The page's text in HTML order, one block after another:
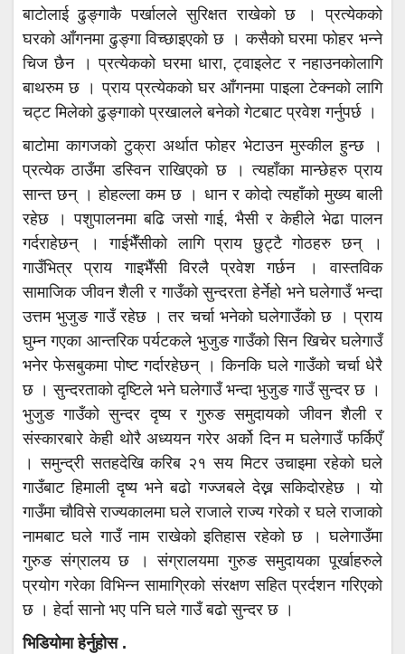
बाटोलाई ढुङ्गाकै पर्खालले सुरिक्षत राखेको छ । प्रत्येकको
घरको आँगनमा ढुङ्गा विच्छाइएको छ । कसैको घरमा फोहर भन्ने
चिज छैन । प्रत्येकको घरमा धारा, ट्वाइलेट र नहाउनकोलागि
बाथरुम छ । प्राय प्रत्येकको घर आँगनमा पाइला टेक्नको लागि
चट्ट मिलेको ढुङ्गाको प्रखालले बनेको गेटबाट प्रवेश गर्नुपर्छ ।
बाटोमा कागजको टुक्रा अर्थात फोहर भेटाउन मुस्कील हुन्छ ।
प्रत्येक ठाउँमा डस्विन राखिएको छ । त्यहाँका मान्छेहरु प्राय
सान्त छन् । होहल्ला कम छ । धान र कोदो त्यहाँको मुख्य बाली
रहेछ । पशुपालनमा बढि जसो गाई, भैसी र केहीले भेढा पालन
गर्दराहेछन् । गाईभैँसीको लागि प्राय छुट्टै गोठहरु छन् ।
गाउँभित्र प्राय गाइभैँसी विरलै प्रवेश गर्छन । वास्तविक
सामाजिक जीवन शैली र गाउँको सुन्दरता हेर्नेहो भने घलेगाउँ भन्दा
उत्तम भुजुङ गाउँ रहेछ । तर चर्चा भनेको घलेगाउँको छ । प्राय
घुम्न गएका आन्तरिक पर्यटकले भुजुङ गाउँको सिन खिचेर घलेगाउँ
भनेर फेसबुकमा पोष्ट गर्दारहेछन् । किनकि घले गाउँको चर्चा धेरै
छ । सुन्दरताको दृष्टिले भने घलेगाउँ भन्दा भुजुङ गाउँ सुन्दर छ ।
भुजुङ गाउँको सुन्दर दृष्य र गुरुङ समुदायको जीवन शैली र
संस्कारबारे केही थोरै अध्ययन गरेर अर्को दिन म घलेगाउँ फर्किएँ
। समुन्द्री सतहदेखि करिब २१ सय मिटर उचाइमा रहेको घले
गाउँबाट हिमाली दृष्य भने बढो गज्जबले देख्न सकिदोरहेछ । यो
गाउँमा चौविसे राज्यकालमा घले राजाले राज्य गरेको र घले राजाको
नामबाट घले गाउँ नाम राखेको इतिहास रहेको छ । घलेगाउँमा
गुरुङ संग्रालय छ । संग्रालयमा गुरुङ समुदायका पूर्खाहरुले
प्रयोग गरेका विभिन्न सामाग्रिको संरक्षण सहित प्रर्दशन गरिएको
छ । हेर्दा सानो भए पनि घले गाउँ बढो सुन्दर छ ।
भिडियोमा हेर्नुहोस .